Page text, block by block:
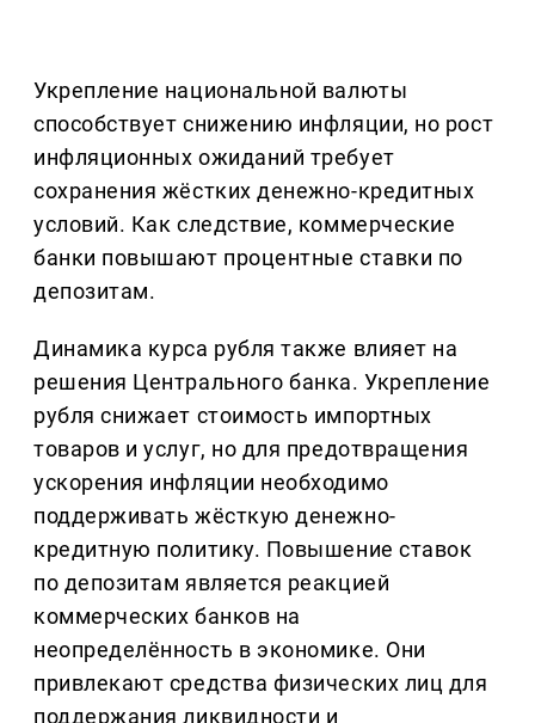
Укрепление национальной валюты
способствует снижению инфляции, но рост
инфляционных ожиданий требует
сохранения жёстких денежно-кредитных
условий. Как следствие, коммерческие
банки повышают процентные ставки по
депозитам.
Динамика курса рубля также влияет на
решения Центрального банка. Укрепление
рубля снижает стоимость импортных
товаров и услуг, но для предотвращения
ускорения инфляции необходимо
поддерживать жёсткую денежно-
кредитную политику. Повышение ставок
по депозитам является реакцией
коммерческих банков на
неопределённость в экономике. Они
привлекают средства физических лиц для
поддержания ликвидности и